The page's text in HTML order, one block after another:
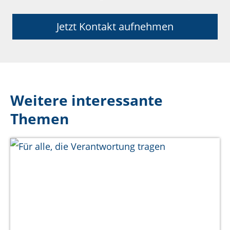
Jetzt Kontakt aufnehmen
Weitere interessante
Themen